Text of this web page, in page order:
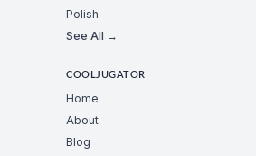
Polish
See All →
COOLJUGATOR
Home
About
Blog